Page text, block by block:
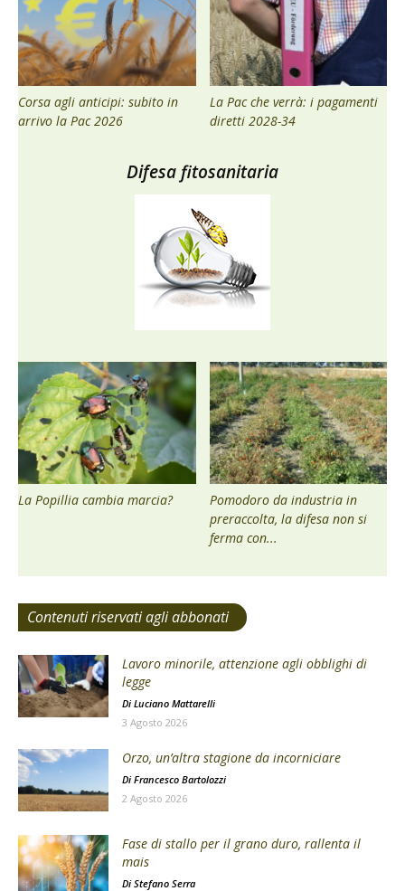
Corsa agli anticipi: subito in
arrivo la Pac 2026
La Pac che verrà: i pagamenti
diretti 2028-34
Difesa fitosanitaria
La Popillia cambia marcia?
Pomodoro da industria in
preraccolta, la difesa non si
ferma con...
Contenuti riservati agli abbonati
Lavoro minorile, attenzione agli obblighi di
legge
Di Luciano Mattarelli
3 Agosto 2026
Orzo, un’altra stagione da incorniciare
Di Francesco Bartolozzi
2 Agosto 2026
Fase di stallo per il grano duro, rallenta il
mais
Di Stefano Serra